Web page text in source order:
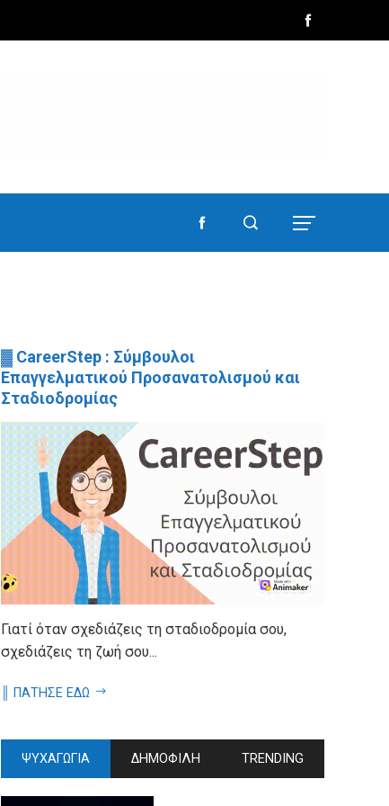
▓ CareerStep : Σύμβουλοι
Επαγγελματικού Προσανατολισμού και
Σταδιοδρομίας
Γιατί όταν σχεδιάζεις τη σταδιοδρομία σου,
σχεδιάζεις τη ζωή σου...
║ ΠΑΤΗΣΕ ΕΔΩ
ΨΥΧΑΓΩΓΙΑ ΔΗΜΟΦΙΛΗ TRENDING